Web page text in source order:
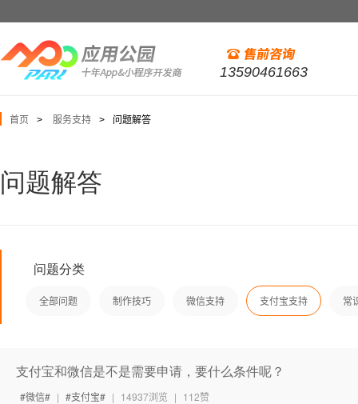
13590461663
首页 > 服务支持 > 问题解答
问题解答
问题分类
全部问题 制作技巧 微信支持 支付宝支持 常
支付宝和微信是不是需要申请，要什么条件呢？
微信
| 支付宝 | 14937浏览 | 112赞